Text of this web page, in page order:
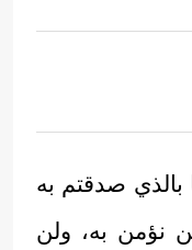
بالذي صدقتم به
نؤمن به، ولن